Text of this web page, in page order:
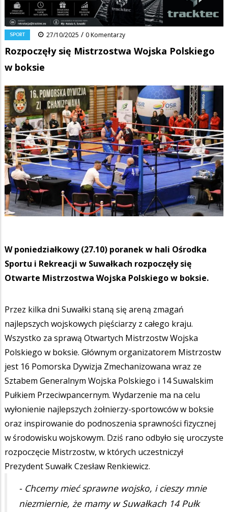
nawigacyjnaFacebookPinterest Tumblr
0 Reddit Share
SPORT 27/10/2025 / 0 Komentarzy
Rozpoczęły się Mistrzostwa Wojska Polskiego
w boksie
W poniedziałkowy (27.10) poranek w hali Ośrodka
Sportu i Rekreacji w Suwałkach rozpoczęły się
Otwarte Mistrzostwa Wojska Polskiego w boksie.
Przez kilka dni Suwałki staną się areną zmagań
najlepszych wojskowych pięściarzy z całego kraju.
Wszystko za sprawą Otwartych Mistrzostw Wojska
Polskiego w boksie. Głównym organizatorem Mistrzostw
jest 16 Pomorska Dywizja Zmechanizowana wraz ze
Sztabem Generalnym Wojska Polskiego i 14 Suwalskim
Pułkiem Przeciwpancernym. Wydarzenie ma na celu
wyłonienie najlepszych żołnierzy-sportowców w boksie
oraz inspirowanie do podnoszenia sprawności fizycznej
w środowisku wojskowym. Dziś rano odbyło się uroczyste
rozpoczęcie Mistrzostw, w których uczestniczył
Prezydent Suwałk Czesław Renkiewicz.
- Chcemy mieć sprawne wojsko, i cieszy mnie
niezmiernie, że mamy w Suwałkach 14 Pułk